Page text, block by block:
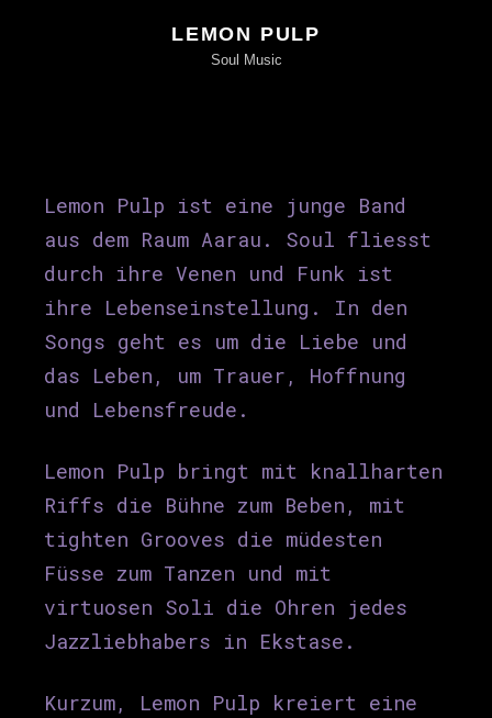
LEMON PULP
Soul Music
Lemon Pulp ist eine junge Band
aus dem Raum Aarau. Soul fliesst
durch ihre Venen und Funk ist
ihre Lebenseinstellung. In den
Songs geht es um die Liebe und
das Leben, um Trauer, Hoffnung
und Lebensfreude.
Lemon Pulp bringt mit knallharten
Riffs die Bühne zum Beben, mit
tighten Grooves die müdesten
Füsse zum Tanzen und mit
virtuosen Soli die Ohren jedes
Jazzliebhabers in Ekstase.
Kurzum, Lemon Pulp kreiert eine